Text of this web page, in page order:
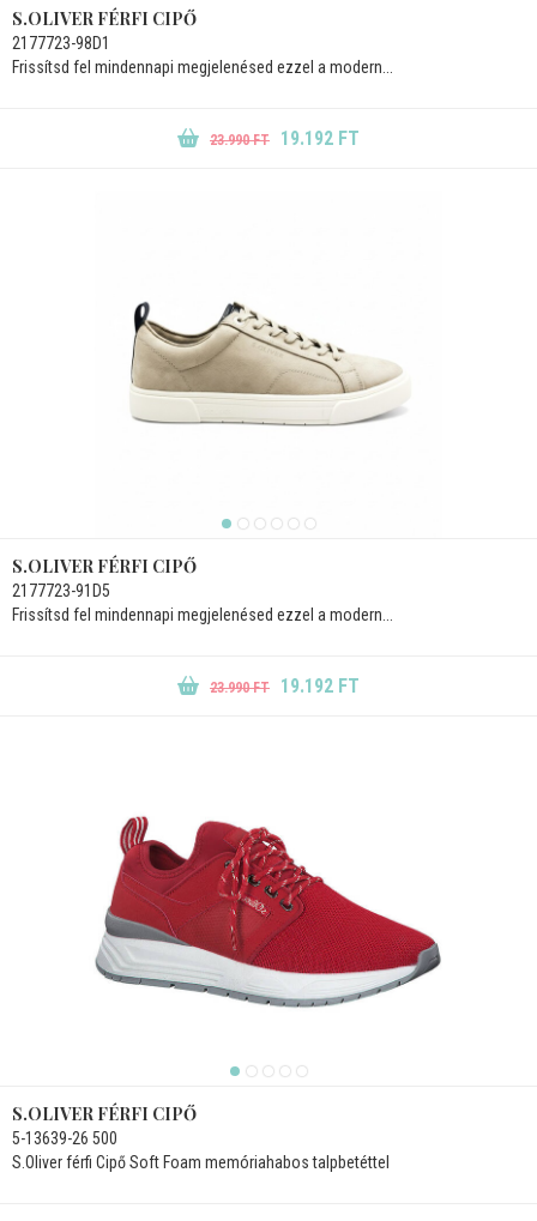
S.OLIVER FÉRFI CIPŐ
2177723-98D1
Frissítsd fel mindennapi megjelenésed ezzel a modern...
23.990 FT 19.192 FT
S.OLIVER FÉRFI CIPŐ
2177723-91D5
Frissítsd fel mindennapi megjelenésed ezzel a modern...
23.990 FT 19.192 FT
S.OLIVER FÉRFI CIPŐ
5-13639-26 500
S.Oliver férfi Cipő Soft Foam memóriahabos talpbetéttel